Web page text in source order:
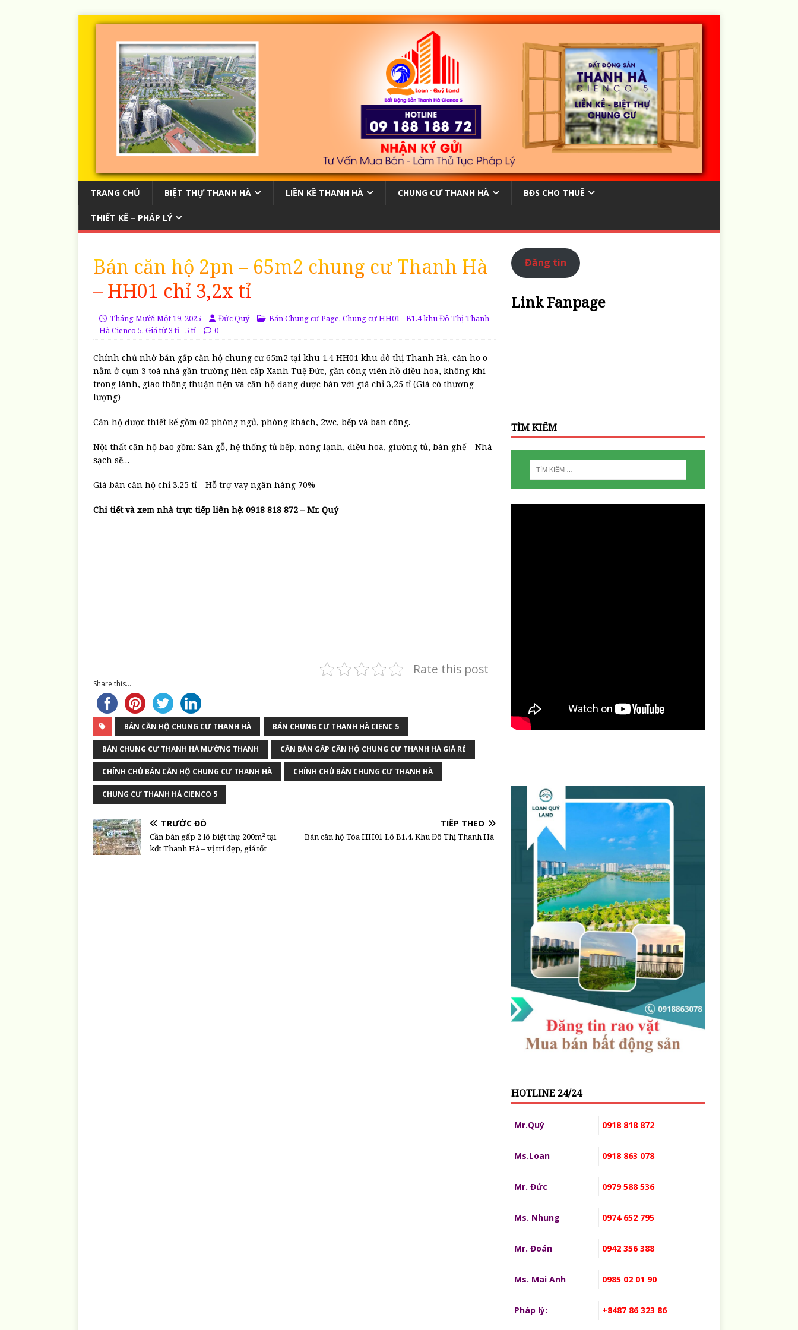
TRANG CHỦ BIỆT THỰ THANH HÀ LIỀN KỀ THANH HÀ CHUNG CƯ THANH HÀ BĐS CHO THUÊ
THIẾT KẾ – PHÁP LÝ
Bán căn hộ 2pn – 65m2 chung cư Thanh Hà
– HH01 chỉ 3,2x tỉ
Tháng Mười Một 19, 2025 Đức Quý Bán Chung cư Page, Chung cư HH01 - B1.4 khu Đô Thị Thanh
Hà Cienco 5, Giá từ 3 tỉ - 5 tỉ 0
Chính chủ nhờ bán gấp căn hộ chung cư 65m2 tại khu 1.4 HH01 khu đô thị Thanh Hà, căn ho o
nằm ở cụm 3 toà nhà gần trường liên cấp Xanh Tuệ Đức, gần công viên hồ điều hoà, không khí
trong lành, giao thông thuận tiện và căn hộ đang được bán với giá chỉ 3,25 tỉ (Giá có thương
lượng)
Căn hộ được thiết kế gồm 02 phòng ngủ, phòng khách, 2wc, bếp và ban công.
Nội thất căn hộ bao gồm: Sàn gỗ, hệ thống tủ bếp, nóng lạnh, điều hoà, giường tủ, bàn ghế – Nhà
sạch sẽ…
Giá bán căn hộ chỉ 3.25 tỉ – Hỗ trợ vay ngân hàng 70%
Chi tiết và xem nhà trực tiếp liên hệ: 0918 818 872 – Mr. Quý
Rate this post
Share this...
BÁN CĂN HỘ CHUNG CƯ THANH HÀ BÁN CHUNG CƯ THANH HÀ CIENC 5
BÁN CHUNG CƯ THANH HÀ MƯỜNG THANH CẦN BÁN GẤP CĂN HỘ CHUNG CƯ THANH HÀ GIÁ RẺ
CHÍNH CHỦ BÁN CĂN HỘ CHUNG CƯ THANH HÀ CHÍNH CHỦ BÁN CHUNG CƯ THANH HÀ
CHUNG CƯ THANH HÀ CIENCO 5
TRƯỚC ĐÓ
Cần bán gấp 2 lô biệt thự 200m² tại
kđt Thanh Hà – vị trí đẹp, giá tốt
TIẾP THEO
Bán căn hộ Tòa HH01 Lô B1.4. Khu Đô Thị Thanh Hà
Đăng tin
Link Fanpage
TÌM KIẾM
HOTLINE 24/24
Mr.Quý 0918 818 872
Ms.Loan 0918 863 078
Mr. Đức 0979 588 536
Ms. Nhung 0974 652 795
Mr. Đoán 0942 356 388
Ms. Mai Anh 0985 02 01 90
Pháp lý: +8487 86 323 86